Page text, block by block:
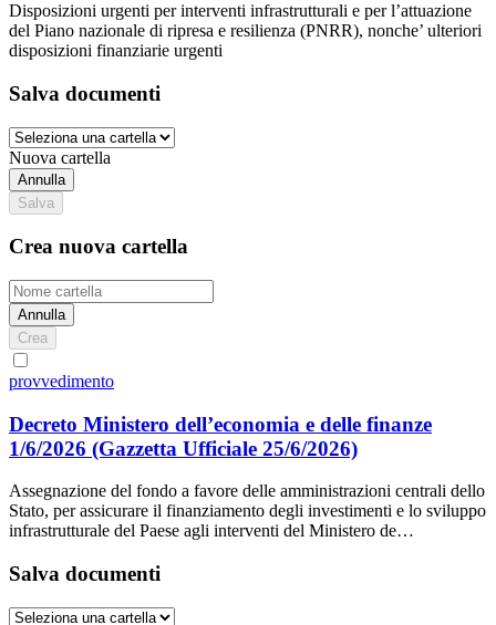
Disposizioni urgenti per interventi infrastrutturali e per l’attuazione
del Piano nazionale di ripresa e resilienza (PNRR), nonche’ ulteriori
disposizioni finanziarie urgenti
Salva documenti
Nuova cartella
Annulla
Salva
Crea nuova cartella
Annulla
Crea
provvedimento
Decreto Ministero dell’economia e delle finanze
1/6/2026 (Gazzetta Ufficiale 25/6/2026)
Assegnazione del fondo a favore delle amministrazioni centrali dello
Stato, per assicurare il finanziamento degli investimenti e lo sviluppo
infrastrutturale del Paese agli interventi del Ministero de…
Salva documenti